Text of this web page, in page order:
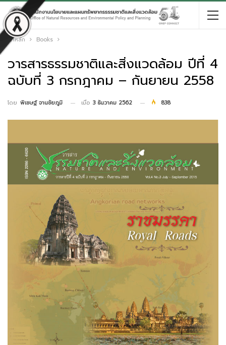
หน้าหลัก Books
วารสารธรรมชาติและสิ่งแวดล้อม ปีที่ 4
ฉบับที่ 3 กรกฎาคม – กันยายน 2558
โดย พิเชษฐ์ จานชัยภูมิ เมื่อ 3 ธันวาคม 2562 838